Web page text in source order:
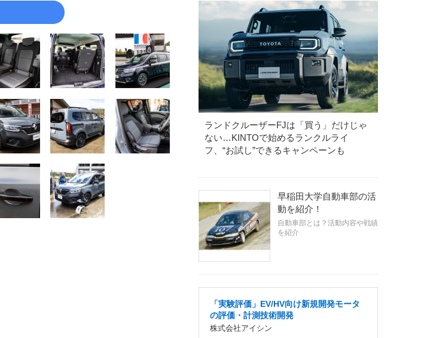
ランドクルーザーFJは「買う」だけじゃ
ない…KINTOで始めるランクルライ
フ、“お試し”できるキャンペーンも
早稲田大学自動車部の活
動を紹介！
自動車部とは？活動内容や戦績
を紹介
「実験評価」EV/HV向け新規開発モータ
の評価・計測技術開発
株式会社アイシン